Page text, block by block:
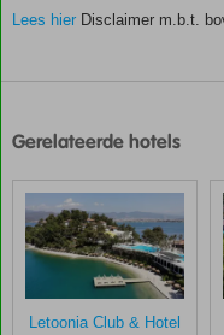
Lees hier Disclaimer m.b.t.
door
klanten
gegeven
na
hun
Gerelateerde hotels
Letoonia Club & Hotel